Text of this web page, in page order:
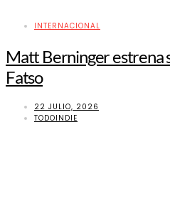
INTERNACIONAL
Matt Berninger estrena
Fatso
22 JULIO, 2026
TODOINDIE